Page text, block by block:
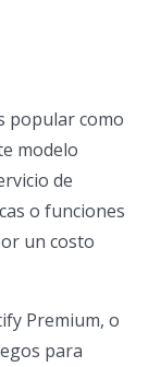
popular como
modelo
de
o funciones
un costo
Premium, o
para